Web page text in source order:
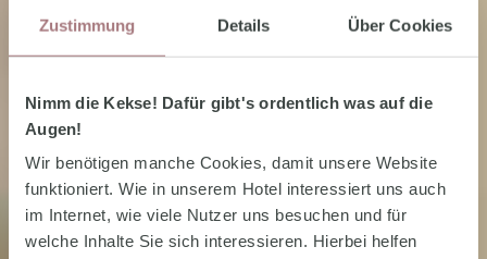
Zustimmung Details Über Cookies
Nimm die Kekse! Dafür gibt's ordentlich was auf die
Augen!
Wir benötigen manche Cookies, damit unsere Website
funktioniert. Wie in unserem Hotel interessiert uns auch
im Internet, wie viele Nutzer uns besuchen und für
welche Inhalte Sie sich interessieren. Hierbei helfen